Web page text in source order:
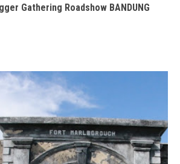
Gathering Roadshow BANDUNG